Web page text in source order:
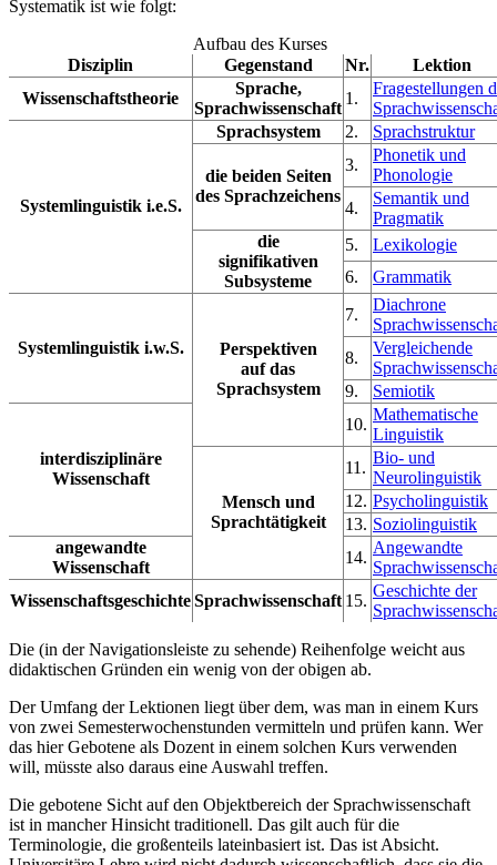
Systematik ist wie folgt:
Aufbau des Kurses
Disziplin
Gegenstand Nr.
Lektion
Wissenschaftstheorie
Sprache,
Sprachwissenschaft
1.
Fragestellungen
Systemlinguistik i.e.S.
Sprachsystem 2. Sprachstruktur
die beiden Seiten
des Sprachzeichens
3.
Phonetik und
Phonologie
4.
Semantik und
Pragmatik
die
signifikativen
Subsysteme
5.
Lexikologie
6.
Grammatik
Systemlinguistik i.w.S.
Perspektiven
auf das
Sprachsystem
7.
Diachrone
8.
Vergleichende
9.
Semiotik
interdisziplinäre
Wissenschaft
10.
Mathematische
Linguistik
Mensch und
Sprachtätigkeit
11.
Bio- und
Neurolinguistik
12. Psycholinguistik
13. Soziolinguistik
angewandte
Wissenschaft
14.
Angewandte
WissenschaftsgeschichteSprachwissenschaft 15.
Geschichte der
Die (in der Navigationsleiste zu sehende) Reihenfolge weicht aus
didaktischen Gründen ein wenig von der obigen ab.
Der Umfang der Lektionen liegt über dem, was man in einem Kurs
von zwei Semesterwochenstunden vermitteln und prüfen kann. Wer
das hier Gebotene als Dozent in einem solchen Kurs verwenden
will, müsste also daraus eine Auswahl treffen.
Die gebotene Sicht auf den Objektbereich der Sprachwissenschaft
ist in mancher Hinsicht traditionell. Das gilt auch für die
Terminologie, die großenteils lateinbasiert ist. Das ist Absicht.